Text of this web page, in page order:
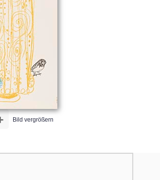
Bild vergrößern